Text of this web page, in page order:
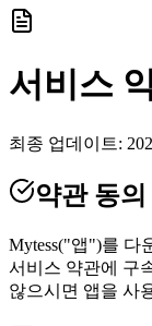
서비스
최종 업데이트:
약관 동의
Mytess("앱")를 다
서비스 약관에 구
않으시면 앱을 사